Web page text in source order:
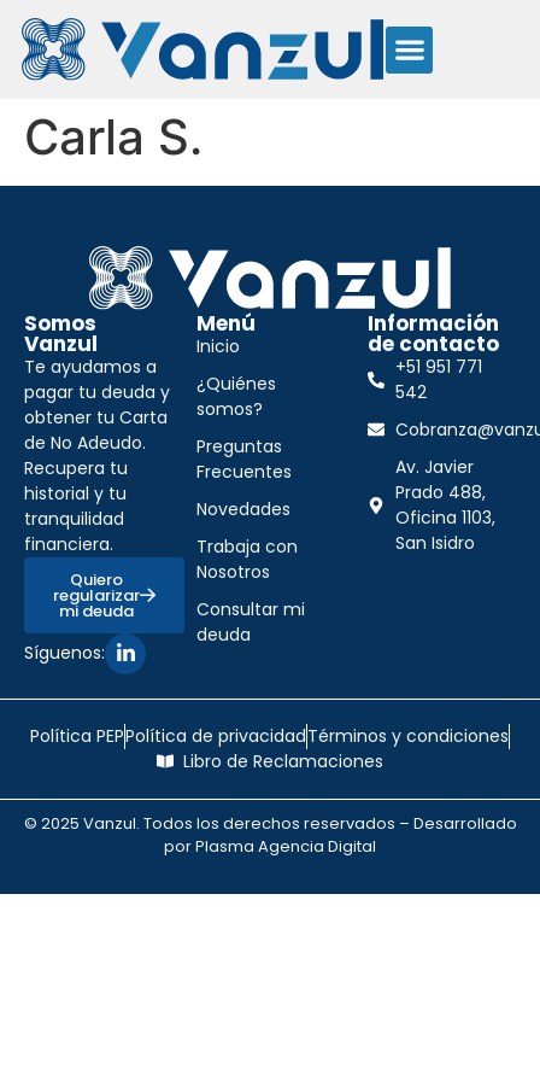
Carla S.
Somos
Vanzul
Te ayudamos a
pagar tu deuda y
obtener tu Carta
de No Adeudo.
Recupera tu
historial y tu
tranquilidad
financiera.
Quiero
regularizar
mi deuda
Síguenos:
Menú
Inicio
¿Quiénes
somos?
Preguntas
Frecuentes
Novedades
Trabaja con
Nosotros
Consultar mi
deuda
Información
de contacto
+51 951 771
542
Av. Javier
Prado 488,
Oficina 1103,
San Isidro
Política PEPPolítica de privacidadTérminos y condiciones
Libro de Reclamaciones
© 2025 Vanzul. Todos los derechos reservados – Desarrollado
por Plasma Agencia Digital